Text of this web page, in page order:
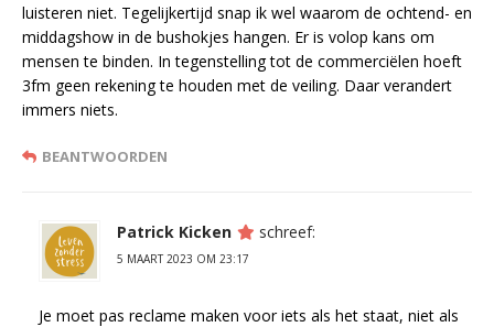
luisteren niet. Tegelijkertijd snap ik wel waarom de ochtend- en
middagshow in de bushokjes hangen. Er is volop kans om
mensen te binden. In tegenstelling tot de commerciëlen hoeft
3fm geen rekening te houden met de veiling. Daar verandert
immers niets.
BEANTWOORDEN
Patrick Kicken schreef:
5 MAART 2023 OM 23:17
Je moet pas reclame maken voor iets als het staat, niet als